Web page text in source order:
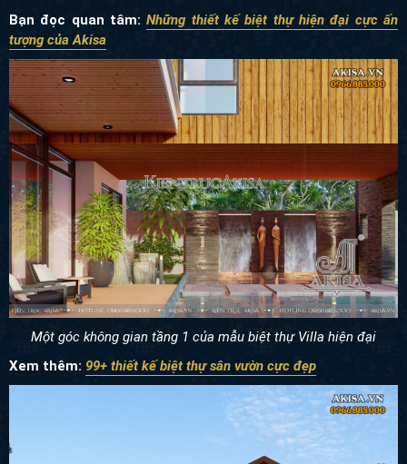
Bạn đọc quan tâm:Những thiết kế biệt thự hiện đại cực ấn
tượng của Akisa
Một góc không gian tầng 1 của mẫu biệt thự Villa hiện đại
Xem thêm: 99+ thiết kế biệt thự sân vườn cực đẹp